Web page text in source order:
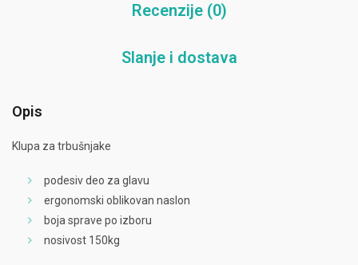
Recenzije (0)
Slanje i dostava
Opis
Klupa za trbušnjake
podesiv deo za glavu
ergonomski oblikovan naslon
boja sprave po izboru
nosivost 150kg